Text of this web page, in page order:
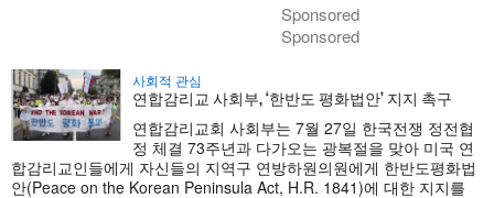
Sponsored
Sponsored
사회적 관심
연합감리교 사회부, ‘한반도 평화법안’ 지지 촉구
연합감리교회 사회부는 7월 27일 한국전쟁 정전협
정 체결 73주년과 다가오는 광복절을 맞아 미국 연
합감리교인들에게 자신들의 지역구 연방하원의원에게 한반도평화법
안(Peace on the Korean Peninsula Act, H.R. 1841)에 대한 지지를